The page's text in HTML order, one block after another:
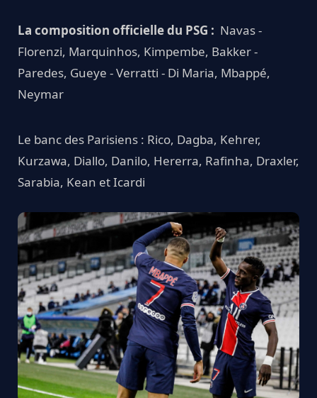
La composition officielle du PSG : Navas -
Florenzi, Marquinhos, Kimpembe, Bakker -
Paredes, Gueye - Verratti - Di Maria, Mbappé,
Neymar
Le banc des Parisiens : Rico, Dagba, Kehrer,
Kurzawa, Diallo, Danilo, Hererra, Rafinha, Draxler,
Sarabia, Kean et Icardi